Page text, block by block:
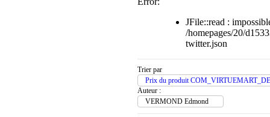
JFile::read :
/homepages/20/
twitter.json
Trier par
Prix du produit
Auteur :
VERMOND Edmond